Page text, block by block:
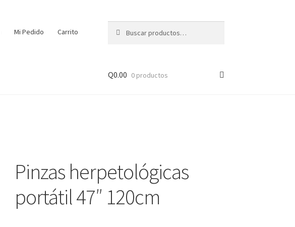
Mi Pedido Carrito
por:
Q0.00 0 productos
Pinzas herpetológicas
portátil 47″ 120cm